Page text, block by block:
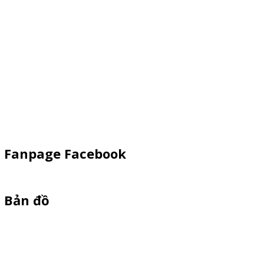
Fanpage Facebook
Bản đồ